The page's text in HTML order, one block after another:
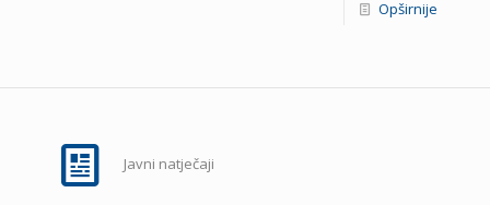
Opširnije
Javni natječaji